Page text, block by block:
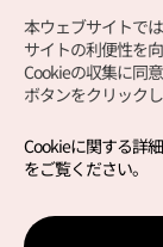
Copyright (c)
サイトエラー
本ウェブサイトでは
サイトの利便性を
Cookieの収集に同
ボタンをクリック
Cookieに関する詳
をご覧ください。